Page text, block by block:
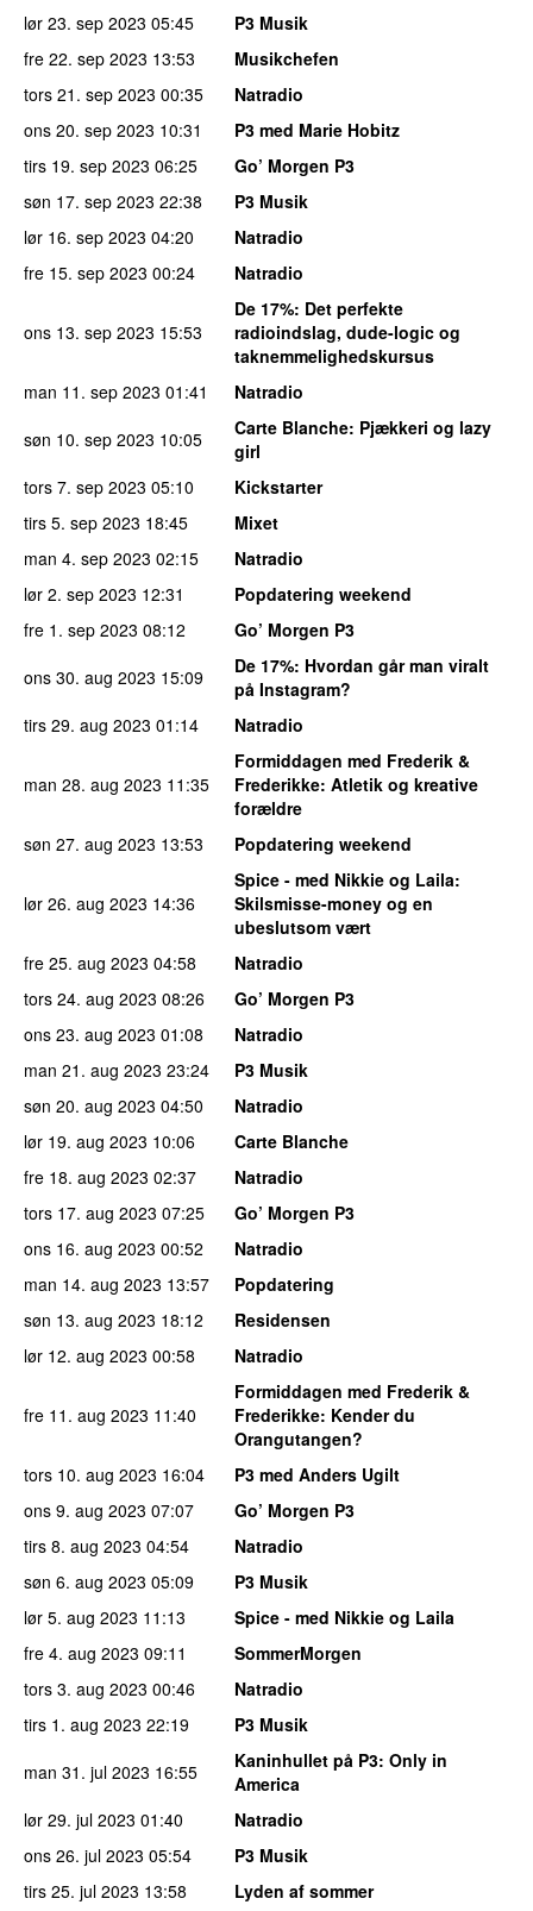
lør 23. sep 2023 05:45
P3 Musik
fre 22. sep 2023 13:53
Musikchefen
tors 21. sep 2023 00:35
Natradio
ons 20. sep 2023 10:31
P3 med Marie Hobitz
tirs 19. sep 2023 06:25
Go’ Morgen P3
søn 17. sep 2023 22:38
P3 Musik
lør 16. sep 2023 04:20
Natradio
fre 15. sep 2023 00:24 Natradio
ons 13. sep 2023 15:53
De 17%: Det perfekte
radioindslag, dude-logic og
taknemmelighedskursus
man 11. sep 2023 01:41
Natradio
søn 10. sep 2023 10:05 Carte Blanche: Pjækkeri og lazy
girl
tors 7. sep 2023 05:10
Kickstarter
tirs 5. sep 2023 18:45
Mixet
man 4. sep 2023 02:15
Natradio
lør 2. sep 2023 12:31
Popdatering weekend
fre 1. sep 2023 08:12
Go’ Morgen P3
ons 30. aug 2023 15:09 De 17%: Hvordan går man viralt
på Instagram?
tirs 29. aug 2023 01:14 Natradio
man 28. aug 2023 11:35
Formiddagen med Frederik &
Frederikke: Atletik og kreative
forældre
søn 27. aug 2023 13:53 Popdatering weekend
lør 26. aug 2023 14:36
Spice - med Nikkie og Laila:
Skilsmisse-money og en
ubeslutsom vært
fre 25. aug 2023 04:58
Natradio
tors 24. aug 2023 08:26
Go’ Morgen P3
ons 23. aug 2023 01:08
Natradio
man 21. aug 2023 23:24
P3 Musik
søn 20. aug 2023 04:50
Natradio
lør 19. aug 2023 10:06
Carte Blanche
fre 18. aug 2023 02:37
Natradio
tors 17. aug 2023 07:25
Go’ Morgen P3
ons 16. aug 2023 00:52
Natradio
man 14. aug 2023 13:57
Popdatering
søn 13. aug 2023 18:12
Residensen
lør 12. aug 2023 00:58 Natradio
fre 11. aug 2023 11:40
Formiddagen med Frederik &
Frederikke: Kender du
Orangutangen?
tors 10. aug 2023 16:04
P3 med Anders Ugilt
ons 9. aug 2023 07:07
Go’ Morgen P3
tirs 8. aug 2023 04:54
Natradio
søn 6. aug 2023 05:09
P3 Musik
lør 5. aug 2023 11:13
Spice - med Nikkie og Laila
fre 4. aug 2023 09:11
SommerMorgen
tors 3. aug 2023 00:46
Natradio
tirs 1. aug 2023 22:19
P3 Musik
man 31. jul 2023 16:55 Kaninhullet på P3: Only in
America
lør 29. jul 2023 01:40
Natradio
ons 26. jul 2023 05:54
P3 Musik
tirs 25. jul 2023 13:58 Lyden af sommer